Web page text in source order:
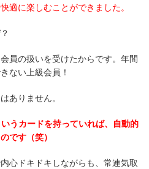
適に楽しむことができました。
員の扱いを受けたからです。年間
ない上級会員！
ありません。
うカードを持っていれば、自動的
です（笑）
心ドキドキしながらも、常連気取